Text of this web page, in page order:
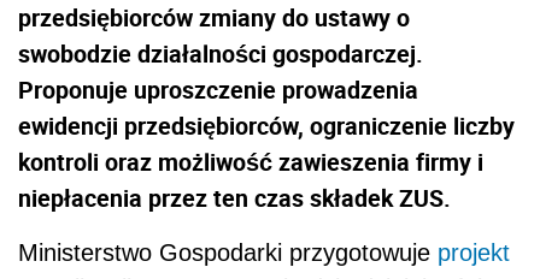
przedsiębiorców zmiany do ustawy o
swobodzie działalności gospodarczej.
Proponuje uproszczenie prowadzenia
ewidencji przedsiębiorców, ograniczenie liczby
kontroli oraz możliwość zawieszenia firmy i
niepłacenia przez ten czas składek ZUS.
Ministerstwo Gospodarki przygotowuje projekt